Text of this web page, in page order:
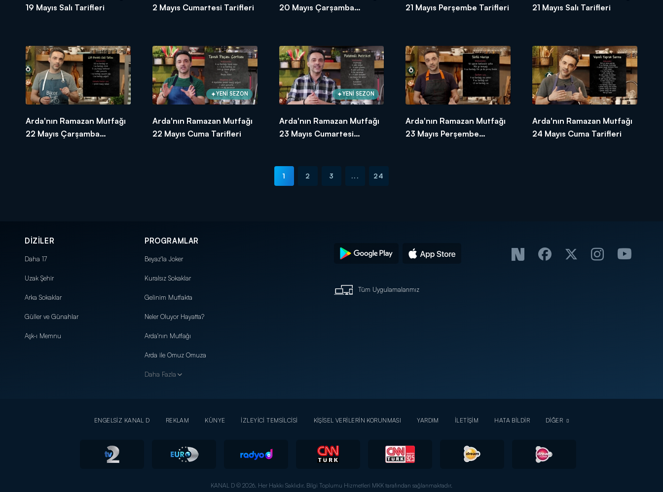
19 Mayıs Salı Tarifleri
2 Mayıs Cumartesi Tarifleri
20 Mayıs Çarşamba
21 Mayıs Perşembe Tarifleri
21 Mayıs Salı Tarifleri
Arda'nın Ramazan Mutfağı
22 Mayıs Çarşamba
YENİ SEZON
Arda'nın Ramazan Mutfağı
22 Mayıs Cuma Tarifleri
YENİ SEZON
Arda'nın Ramazan Mutfağı
23 Mayıs Cumartesi
Arda'nın Ramazan Mutfağı
23 Mayıs Perşembe
Arda'nın Ramazan Mutfağı
24 Mayıs Cuma Tarifleri
1 2 3 ... 24
DİZİLER
Daha 17
Uzak Şehir
Arka Sokaklar
Güller ve Günahlar
Aşk-ı Memnu
PROGRAMLAR
Beyaz'la Joker
Kuralsız Sokaklar
Gelinim Mutfakta
Neler Oluyor Hayatta?
Arda'nın Mutfağı
Arda ile Omuz Omuza
Daha Fazla
Tüm Uygulamalarımız
ENGELSİZ KANAL D REKLAM KÜNYE İZLEYİCİ TEMSİLCİSİ KİŞİSEL VERİLERİN KORUNMASI YARDIM İLETİŞİM HATA BİLDİR DİĞER
KANAL D © 2026. Her Hakkı Saklıdır. Bilgi Toplumu Hizmetleri MKK tarafından sağlanmaktadır.